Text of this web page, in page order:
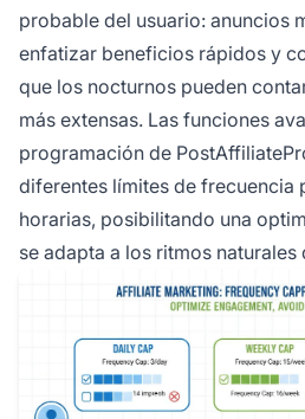
probable del usuario: anuncios
enfatizar beneficios rápidos y
que los nocturnos pueden
más extensas. Las funciones
programación de
diferentes límites de frecuencia
horarias, posibilitando una
se adapta a los ritmos naturales